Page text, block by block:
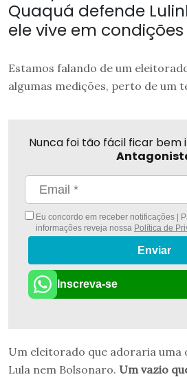
Quaquá defende
ele vive em
Estamos falando de um
algumas medições, perto de um
Nunca foi tão fácil ficar
Eu concordo em receber notificações |
informações reveja nossa Política de
Enviar
Inscreva-se
Um eleitorado que adoraria uma
Lula nem Bolsonaro. Um vazio